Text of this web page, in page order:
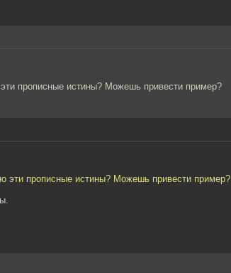
прописные истины? Можешь привести пример?
эти прописные истины? Можешь привести пример?